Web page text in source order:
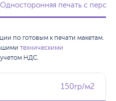
Односторонняя печать с
по готовым к печати макетам.
техническими
учетом НДС.
150гр/м2
150гр/м2